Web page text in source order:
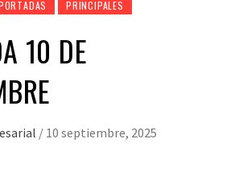
PRINCIPALES
10 DE
/ 10 septiembre, 2025